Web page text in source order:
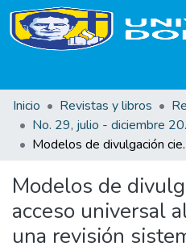
Inicio
Revistas y libros
No.
Modelos de
Modelos de
acceso universal
una revisión